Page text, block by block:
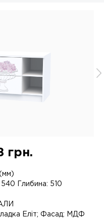
грн.
Глибина: 510
Еліт; Фасад: МДФ